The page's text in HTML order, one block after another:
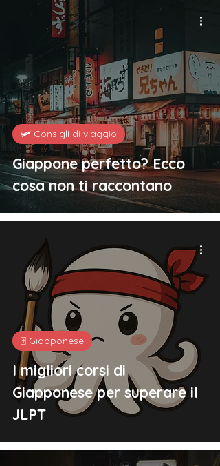
Giappone perfetto? Ecco
cosa non ti raccontano
🛩️ Consigli di viaggio
I migliori corsi di
Giapponese per superare il
JLPT
🀄️ Giapponese